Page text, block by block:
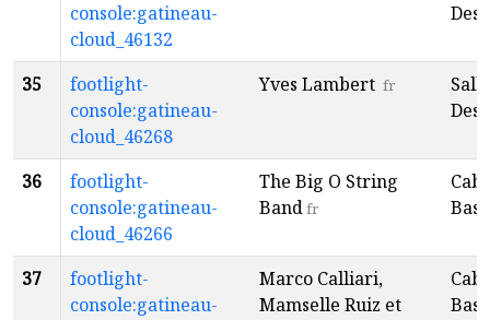
console:gatineau-
cloud_46132
35
footlight-
console:gatineau-
cloud_46268
Yves Lambert fr
36
footlight-
console:gatineau-
cloud_46266
The Big O String
Bandfr
37
footlight-
console:gatineau-
Marco Calliari,
Mamselle Ruiz et